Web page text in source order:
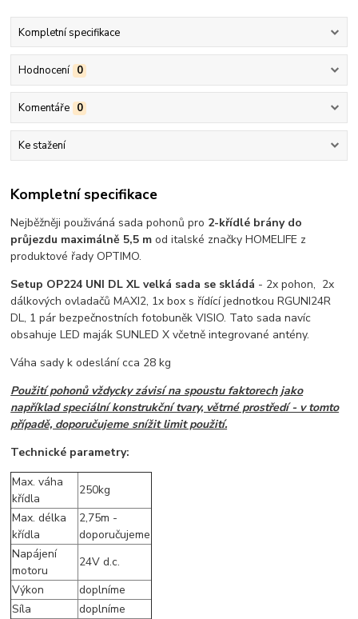
Kompletní specifikace
Hodnocení 0
Komentáře 0
Ke stažení
Kompletní specifikace
Nejběžněji použiváná sada pohonů pro 2-křídlé brány do
průjezdu maximálně 5,5 m od italské značky HOMELIFE z
produktové řady OPTIMO.
Setup OP224 UNI DL XL velká sada se skládá - 2x pohon, 2x
dálkových ovladačů MAXI2, 1x box s řídící jednotkou RGUNI24R
DL, 1 pár bezpečnostních fotobuněk VISIO. Tato sada navíc
obsahuje LED maják SUNLED X včetně integrované antény.
Váha sady k odeslání cca 28 kg
Použití pohonů vždycky závisí na spoustu faktorech jako
například speciální konstrukční tvary, větrné prostředí - v tomto
případě, doporučujeme snížit limit použití.
Technické parametry:
Max. váha
křídla
250kg
Max. délka
křídla
2,75m -
doporučujeme
Napájení
motoru
24V d.c.
Výkon
doplníme
Síla
doplníme